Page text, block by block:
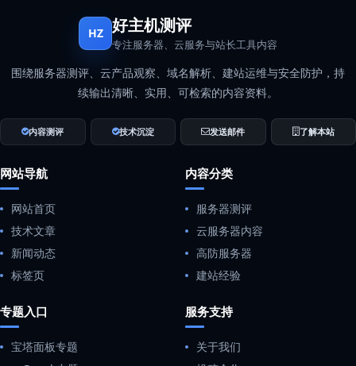
HZ 好主机测评
专注服务器、云服务与站长工具内容
围绕服务器测评、云产品观察、域名解析、建站运维与安全防护，持
续输出清晰、实用、可检索的内容资料。
内容测评 技术沉淀 发送邮件 了解本站
网站导航
网站首页
技术文章
新闻动态
标签页
内容分类
服务器测评
云服务器内容
高防服务器
建站经验
专题入口
宝塔面板专题
服务支持
关于我们